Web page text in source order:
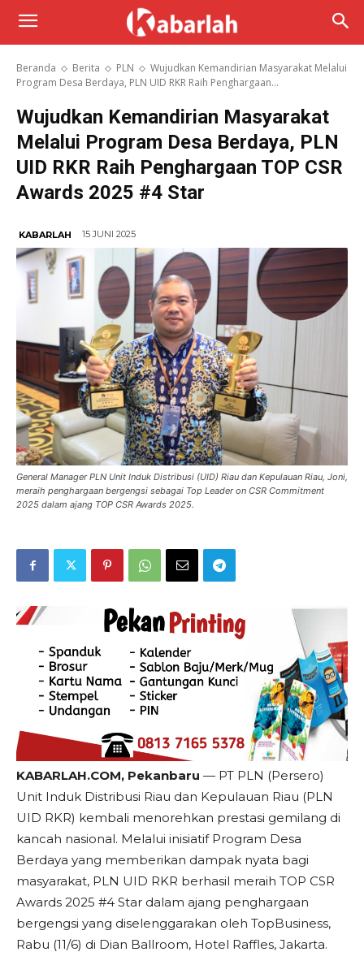
Beranda Berita PLN
Wujudkan Kemandirian Masyarakat Melalui
Program Desa Berdaya, PLN UID RKR Raih Penghargaan...
Wujudkan Kemandirian Masyarakat
Melalui Program Desa Berdaya, PLN
UID RKR Raih Penghargaan TOP CSR
Awards 2025 #4 Star
KABARLAH 15 JUNI 2025
General Manager PLN Unit Induk Distribusi (UID) Riau dan Kepulauan Riau, Joni,
meraih penghargaan bergengsi sebagai Top Leader on CSR Commitment
2025 dalam ajang TOP CSR Awards 2025.
KABARLAH.COM, Pekanbaru — PT PLN (Persero)
Unit Induk Distribusi Riau dan Kepulauan Riau (PLN
UID RKR) kembali menorehkan prestasi gemilang di
kancah nasional. Melalui inisiatif Program Desa
Berdaya yang memberikan dampak nyata bagi
masyarakat, PLN UID RKR berhasil meraih TOP CSR
Awards 2025 #4 Star dalam ajang penghargaan
bergengsi yang diselenggarakan oleh TopBusiness,
Rabu (11/6) di Dian Ballroom, Hotel Raffles, Jakarta.